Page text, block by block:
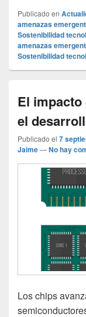
Publicado en
amenazas
Sostenibilidad
amenazas
Sostenibilidad
El impacto
el
Publicado el 7
Jaime—No hay
Los chips